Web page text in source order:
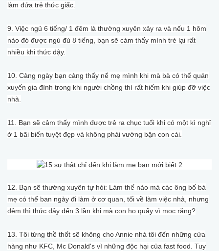
làm đứa trẻ thức giấc.
9. Việc ngủ 6 tiếng/ 1 đêm là thường xuyên xảy ra và nếu 1 hôm
nào đó được ngủ đủ 8 tiếng, bạn sẽ cảm thấy mình trẻ lại rất
nhiều khi thức dậy.
10. Càng ngày bạn càng thấy nể mẹ mình khi mà bà có thể quán
xuyến gia đình trong khi người chồng thì rất hiếm khi giúp đỡ việc
nhà.
11. Bạn sẽ cảm thấy mình được trẻ ra chục tuổi khi có một kì nghỉ
ở 1 bãi biển tuyệt đẹp và không phải vướng bận con cái.
12. Bạn sẽ thường xuyên tự hỏi: Làm thế nào mà các ông bố bà
mẹ có thể ban ngày đi làm ở cơ quan, tối về làm việc nhà, nhưng
đêm thì thức dậy đến 3 lần khi mà con họ quấy vì mọc răng?
13. Tôi từng thề thốt sẽ không cho Annie nhà tôi đến những cửa
hàng như KFC, Mc Donald's vì những độc hại của fast food. Tuy